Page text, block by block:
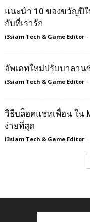
แนะนำ 10 ของขวัญปี
กับที่เรารัก
i3siam Tech & Game Editor -
อัพเดทใหม่ปรับบาลาน
i3siam Tech & Game Editor -
วิธีบล็อคแชทเพื่อน ใน
ง่ายที่สุด
i3siam Tech & Game Editor -